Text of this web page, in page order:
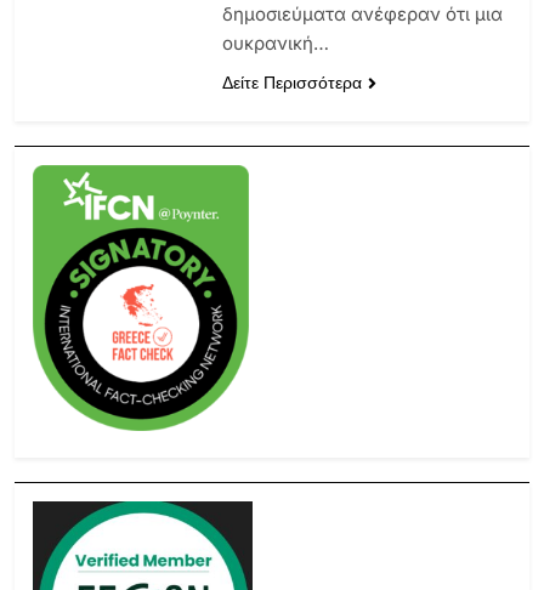
δημοσιεύματα ανέφεραν ότι μια
ουκρανική…
Δείτε Περισσότερα